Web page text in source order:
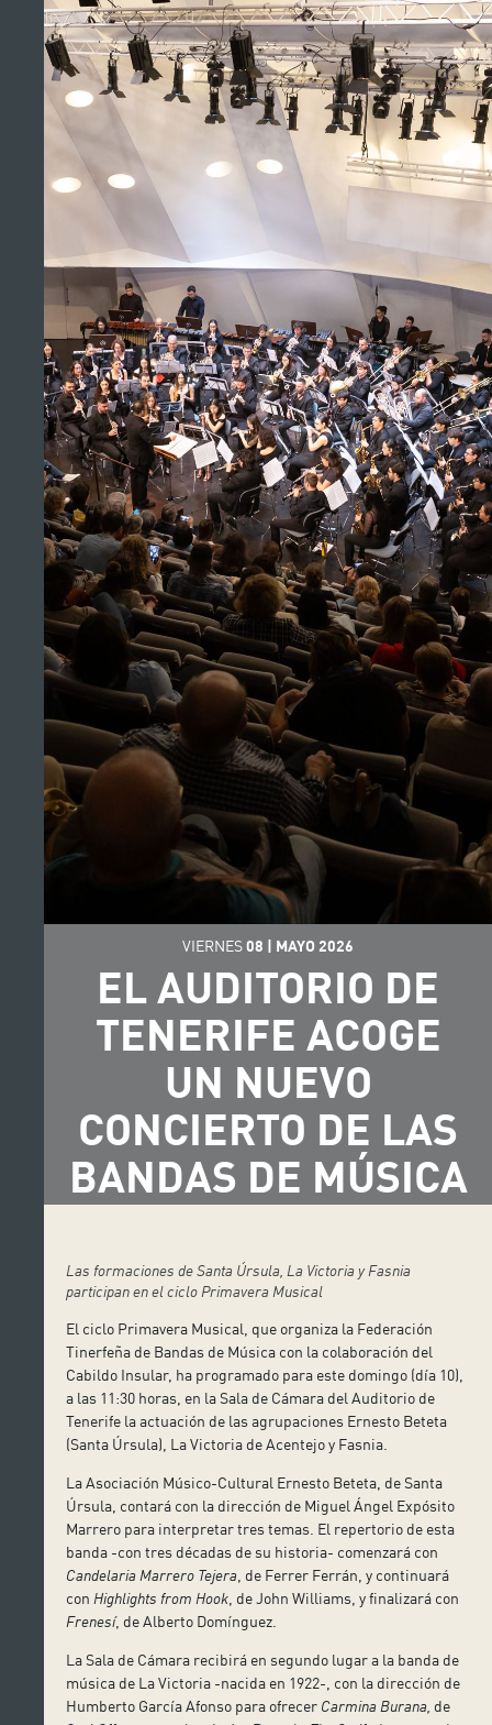
VIERNES08 | MAYO 2026
EL AUDITORIO DE
TENERIFE ACOGE
UN NUEVO
CONCIERTO DE LAS
BANDAS DE MÚSICA
Las formaciones de Santa Úrsula, La Victoria y Fasnia
participan en el ciclo Primavera Musical
El ciclo Primavera Musical, que organiza la Federación
Tinerfeña de Bandas de Música con la colaboración del
Cabildo Insular, ha programado para este domingo (día 10),
a las 11:30 horas, en la Sala de Cámara del Auditorio de
Tenerife la actuación de las agrupaciones Ernesto Beteta
(Santa Úrsula), La Victoria de Acentejo y Fasnia.
La Asociación Músico-Cultural Ernesto Beteta, de Santa
Úrsula, contará con la dirección de Miguel Ángel Expósito
Marrero para interpretar tres temas. El repertorio de esta
banda -con tres décadas de su historia- comenzará con
Candelaria Marrero Tejera , de Ferrer Ferrán, y continuará
con Highlights from Hook , de John Williams, y finalizará con
Frenesí, de Alberto Domínguez.
La Sala de Cámara recibirá en segundo lugar a la banda de
música de La Victoria -nacida en 1922-, con la dirección de
Humberto García Afonso para ofrecer Carmina Burana, de